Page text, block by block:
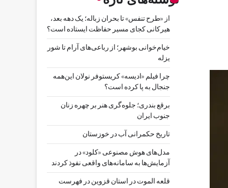
از «طرح تنفس» تا بحران زباله؛ یک دهه بعد،
هیرکانی کجای مسیر حفاظت ایستاده است؟
خیام‌خوانی بوشهر؛ از رباعی‌های آرام تا شور
یزله
چرا فیلم «ادیسه» کریستوفر نولان این‌همه
جنجال به پا کرده است؟
برقع بندری؛ جلوه‌گری هنر بر چهره زنان
جنوب ایران
تاریخ حکمرانی آب در خوزستان
مدل‌های هوش مصنوعی «کلود» در
آزمایش‌ها به سامانه‌های واقعی نفوذ کردند
قلعه الموت در استان قزوین در فهرست